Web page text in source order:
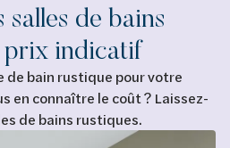
de bains
prix indicatif
de bain rustique pour votre
en connaître le coût ? Laissez-
de bains rustiques.